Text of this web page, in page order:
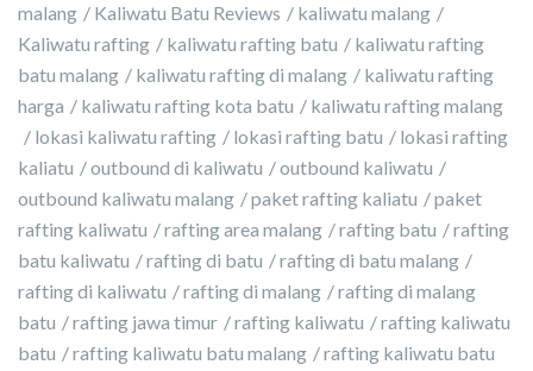
malang
Kaliwatu Batu Reviews
kaliwatu malang
Kaliwatu rafting
kaliwatu rafting batu
kaliwatu rafting
batu malang
kaliwatu rafting di malang
kaliwatu rafting
harga
kaliwatu rafting kota batu
kaliwatu rafting malang
lokasi kaliwatu rafting
lokasi rafting batu
lokasi rafting
kaliatu
outbound di kaliwatu
outbound kaliwatu
outbound kaliwatu malang
paket rafting kaliatu
paket
rafting kaliwatu
rafting area malang rafting batu
rafting
batu kaliwatu
rafting di batu
rafting di batu malang
rafting di kaliwatu
rafting di malang
rafting di malang
batu
rafting jawa timur rafting kaliwatu
rafting kaliwatu
batu
rafting kaliwatu batu malang
rafting kaliwatu batu